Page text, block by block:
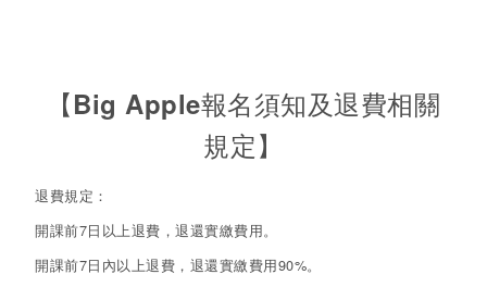
【Big Apple報名須知及退費相關
規定】
退費規定：
開課前7日以上退費，退還實繳費用。
開課前7日內以上退費，退還實繳費用90%。